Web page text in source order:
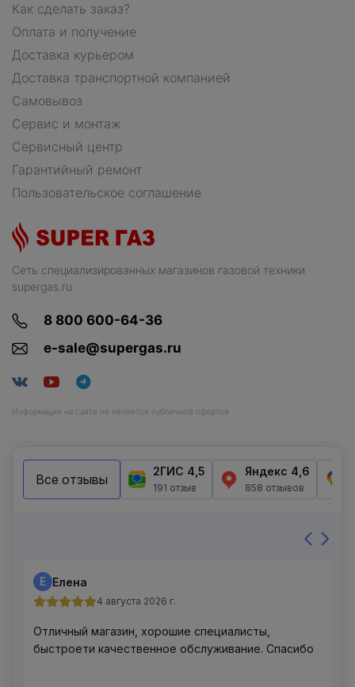
Сеть специализированных магазинов газовой техники
supergas.ru
8 800 600-64-36
e-sale@supergas.ru
Информация на сайте не является публичной офертой
Как сделать заказ?
Оплата и получение
Доставка курьером
Доставка транспортной компанией
Самовывоз
Сервис и монтаж
Сервисный центр
Гарантийный ремонт
Пользовательское соглашение